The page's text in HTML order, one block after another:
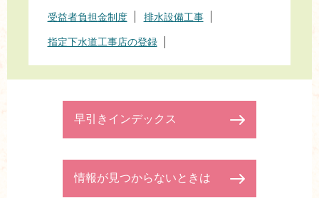
受益者負担金制度 排水設備工事
指定下水道工事店の登録
早引きインデックス
情報が見つからないときは